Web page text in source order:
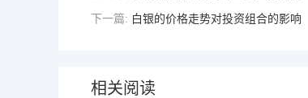
下一篇: 白银的价格走势对投资组合的影响
相关阅读